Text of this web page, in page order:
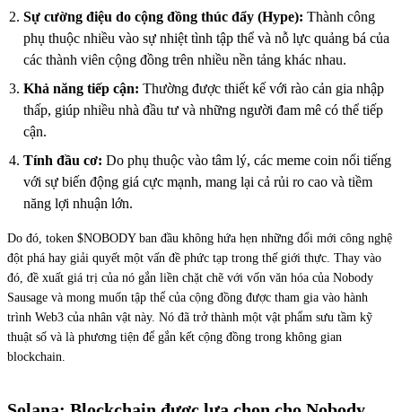
Sự cường điệu do cộng đồng thúc đẩy (Hype): Thành công
phụ thuộc nhiều vào sự nhiệt tình tập thể và nỗ lực quảng bá của
các thành viên cộng đồng trên nhiều nền tảng khác nhau.
Khả năng tiếp cận: Thường được thiết kế với rào cản gia nhập
thấp, giúp nhiều nhà đầu tư và những người đam mê có thể tiếp
cận.
Tính đầu cơ: Do phụ thuộc vào tâm lý, các meme coin nổi tiếng
với sự biến động giá cực mạnh, mang lại cả rủi ro cao và tiềm
năng lợi nhuận lớn.
Do đó, token $NOBODY ban đầu không hứa hẹn những đổi mới công nghệ
đột phá hay giải quyết một vấn đề phức tạp trong thế giới thực. Thay vào
đó, đề xuất giá trị của nó gắn liền chặt chẽ với vốn văn hóa của Nobody
Sausage và mong muốn tập thể của cộng đồng được tham gia vào hành
trình Web3 của nhân vật này. Nó đã trở thành một vật phẩm sưu tầm kỹ
thuật số và là phương tiện để gắn kết cộng đồng trong không gian
blockchain.